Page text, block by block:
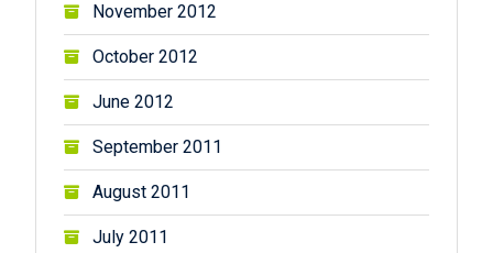
November 2012
October 2012
June 2012
September 2011
August 2011
July 2011